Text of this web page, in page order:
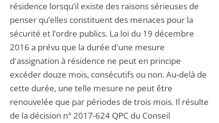
résidence lorsqu’il existe des raisons sérieuses de
penser qu’elles constituent des menaces pour la
sécurité et l’ordre publics. La loi du 19 décembre
2016 a prévu que la durée d'une mesure
d'assignation à résidence ne peut en principe
excéder douze mois, consécutifs ou non. Au-delà de
cette durée, une telle mesure ne peut être
renouvelée que par périodes de trois mois. Il résulte
de la décision n° 2017-624 QPC du Conseil